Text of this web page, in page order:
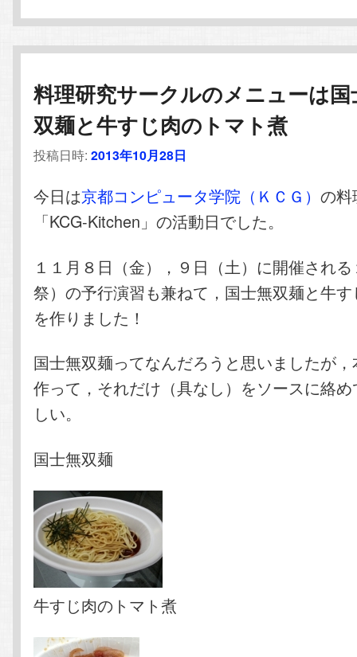
料理研究サークルのメニューは国
双麺と牛すじ肉のトマト煮
投稿日時:2013年10月28日
今日は京都コンピュータ学院（ＫＣＧ）の料
「KCG-Kitchen」の活動日でした。
１１月８日（金），９日（土）に開催され
祭）の予行演習も兼ねて，国士無双麺と牛
を作りました！
国士無双麺ってなんだろうと思いましたが
作って，それだけ（具なし）をソースに絡
しい。
国士無双麺
牛すじ肉のトマト煮